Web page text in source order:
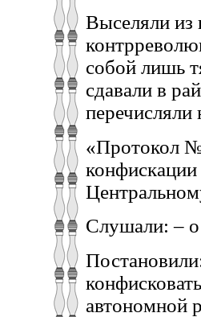
Выселяли из
собой лишь
сдавали в
перечисляли
«Протокол
Слушали: –
автономной